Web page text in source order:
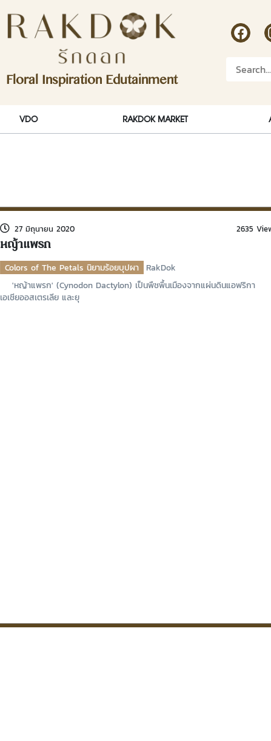
Floral Inspiration Edutainment
RakDok
VDO RAKDOK MARKET
27 มิถุนายน 2020 2635
หญ้าแพรก
Colors of The Petals นิยามร้อยบุปผา
RakDok
'หญ้าแพรก' (Cynodon Dactylon) เป็นพืชพื้นเมืองจากแผ่นดินแอฟริกา
เอเชียออสเตรเลีย และยุ